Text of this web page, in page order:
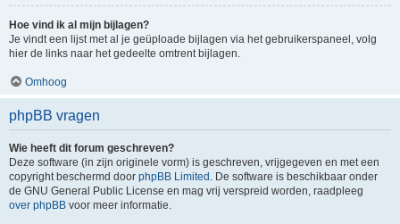
Hoe vind ik al mijn bijlagen?
Je vindt een lijst met al je geüploade bijlagen via het gebruikerspaneel, volg
hier de links naar het gedeelte omtrent bijlagen.
Omhoog
phpBB vragen
Wie heeft dit forum geschreven?
Deze software (in zijn originele vorm) is geschreven, vrijgegeven en met een
copyright beschermd door phpBB Limited . De software is beschikbaar onder
de GNU General Public License en mag vrij verspreid worden, raadpleeg
over phpBB voor meer informatie.